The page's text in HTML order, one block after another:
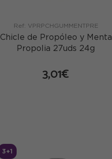
Ref: VPRPCHGUMMENTPRE
Chicle de Propóleo y Menta
Propolia 27uds 24g
3,01€
3+1